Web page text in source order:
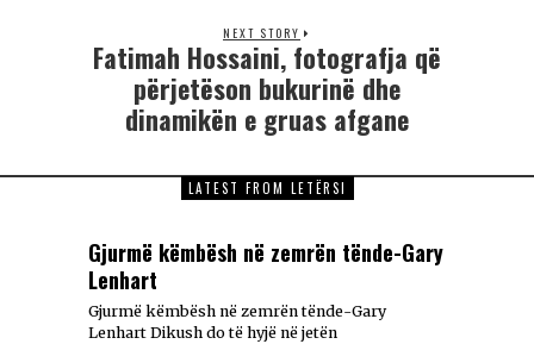
NEXT STORY
Fatimah Hossaini, fotografja që
përjetëson bukurinë dhe
dinamikën e gruas afgane
LATEST FROM LETËRSI
Gjurmë këmbësh në zemrën tënde-Gary
Lenhart
Gjurmë këmbësh në zemrën tënde-Gary
Lenhart Dikush do të hyjë në jetën